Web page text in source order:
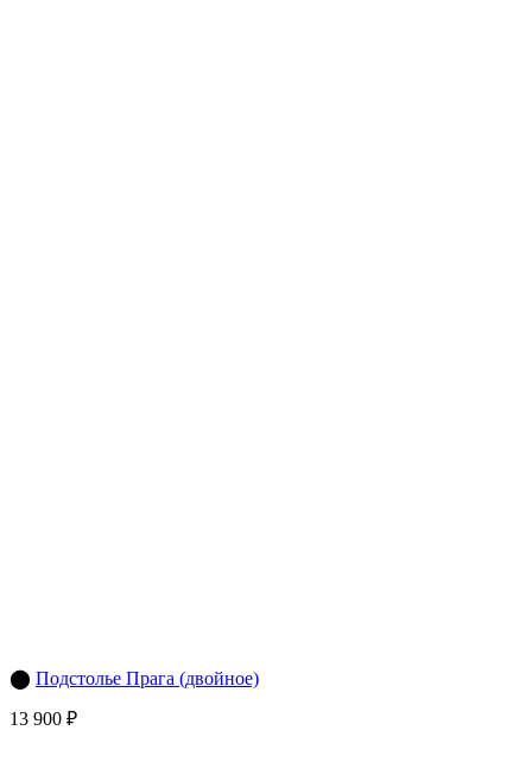
⬤ Подстолье Прага (двойное)
13 900 ₽